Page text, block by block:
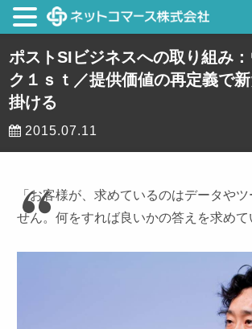
ポストSIビジネスへの取り組み
ク１ｓｔ／提供価値の再定義で
掛ける
2015.07.11
「お客様が、求めているのはデータや
せん。何をすれば良いかの答えを求めて